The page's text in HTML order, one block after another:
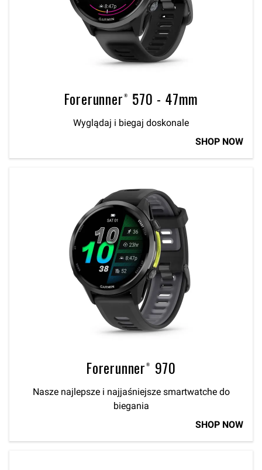
Forerunner® 570 - 47mm
Wyglądaj i biegaj doskonale
SHOP NOW
Forerunner® 970
Nasze najlepsze i najjaśniejsze smartwatche do
biegania
SHOP NOW